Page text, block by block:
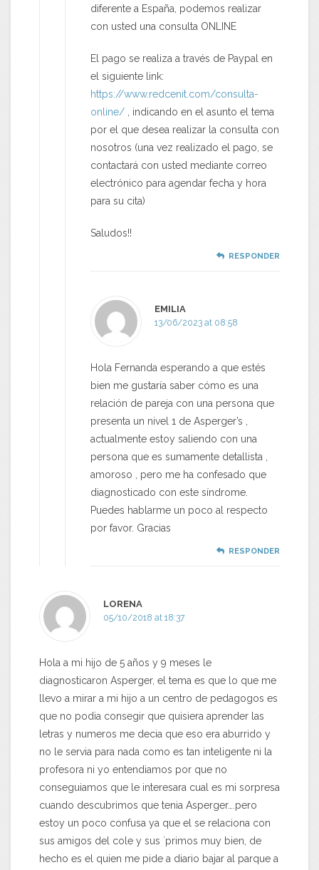
diferente a España, podemos realizar
con usted una consulta ONLINE
El pago se realiza a través de Paypal en
el siguiente link:
https://www.redcenit.com/consulta-
online/ , indicando en el asunto el tema
por el que desea realizar la consulta con
nosotros (una vez realizado el pago, se
contactará con usted mediante correo
electrónico para agendar fecha y hora
para su cita)
Saludos!!
RESPONDER
EMILIA
13/06/2023 at 08:58
Hola Fernanda esperando a que estés
bien me gustaría saber cómo es una
relación de pareja con una persona que
presenta un nivel 1 de Asperger’s ,
actualmente estoy saliendo con una
persona que es sumamente detallista ,
amoroso , pero me ha confesado que
diagnosticado con este síndrome.
Puedes hablarme un poco al respecto
por favor. Gracias
RESPONDER
LORENA
05/10/2018 at 18:37
Hola a mi hijo de 5 años y 9 meses le
diagnosticaron Asperger, el tema es que lo que me
llevo a mirar a mi hijo a un centro de pedagogos es
que no podia consegir que quisiera aprender las
letras y numeros me decia que eso era aburrido y
no le servia para nada como es tan inteligente ni la
profesora ni yo entendiamos por que no
conseguiamos que le interesara cual es mi sorpresa
cuando descubrimos que tenia Asperger….pero
estoy un poco confusa ya que el se relaciona con
sus amigos del cole y sus `primos muy bien, de
hecho es el quien me pide a diario bajar al parque a